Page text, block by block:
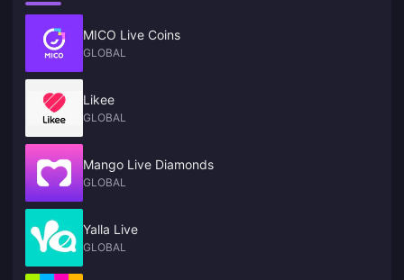
MICO Live Coins
GLOBAL
Likee
GLOBAL
Mango Live Diamonds
GLOBAL
Yalla Live
GLOBAL